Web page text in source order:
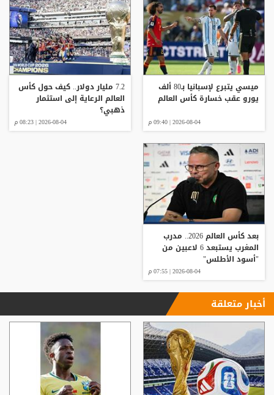
ميسي يتبرع لإسبانيا بـ80 ألف
يورو عقب خسارة كأس العالم
2026-08-04 | 09:40 م
7.2 مليار دولار.. كيف حول كأس
العالم الرعاية إلى استثمار
ذهبي؟
2026-08-04 | 08:23 م
بعد كأس العالم 2026.. مدرب
المغرب يستبعد 6 لاعبين من
"أسود الأطلس"
2026-08-04 | 07:55 م
أخبار متعلقة